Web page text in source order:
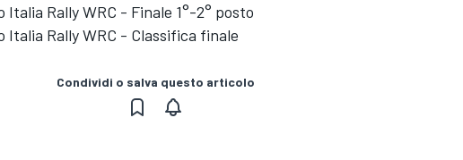
Italia Rally WRC - Finale 1°-2° posto
Italia Rally WRC - Classifica finale
Condividi o salva questo articolo